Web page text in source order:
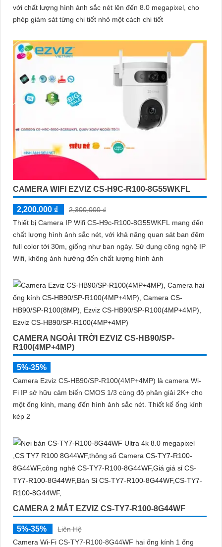
với chất lượng hình ảnh sắc nét lên đến 8.0 megapixel, cho
phép giám sát từng chi tiết nhỏ một cách chi tiết
CAMERA WIFI EZVIZ CS-H9C-R100-8G55WKFL
2,200,000 ₫
2,300,000 ₫
Thiết bị Camera IP Wifi CS-H9c-R100-8G55WKFL mang đến
chất lượng hình ảnh sắc nét, với khả năng quan sát ban đêm
full color tới 30m, giống như ban ngày. Sử dụng công nghệ IP
Wifi, không ảnh hưởng đến chất lượng hình ảnh
CAMERA NGOÀI TRỜI EZVIZ CS-HB90/SP-
R100(4MP+4MP)
5%-35%
Camera Ezviz CS-HB90/SP-R100(4MP+4MP) là camera Wi-
Fi IP sở hữu cảm biến CMOS 1/3 cùng độ phân giải 2K+ cho
một ống kính, mang đến hình ảnh sắc nét. Thiết kế ống kính
kép 2
CAMERA 2 MẮT EZVIZ CS-TY7-R100-8G44WF
5%-35%
Liên Hệ
Camera Wi-Fi CS-TY7-R100-8G44WF hai ống kính 1 ống